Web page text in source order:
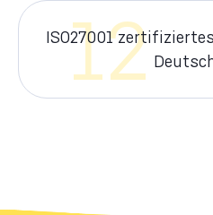
12
ISO27001